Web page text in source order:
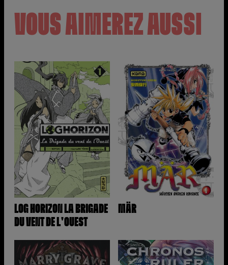
VOUS AIMEREZ AUSSI
LOG HORIZON LA BRIGADE
DU VENT DE L'OUEST
MÄR